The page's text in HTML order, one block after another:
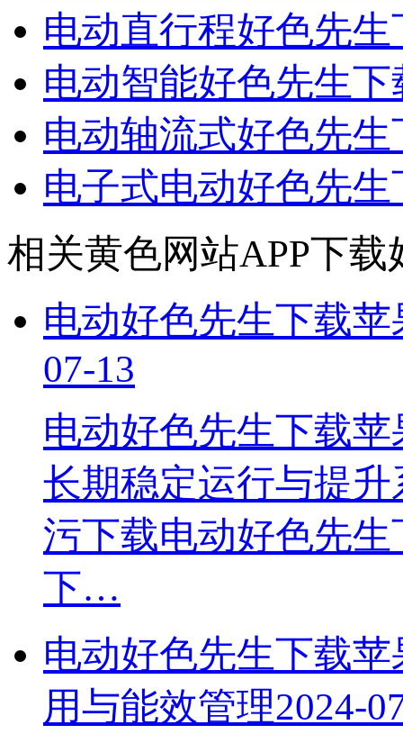
电动直行程好色先
电动智能好色先生
电动轴流式好色先
电子式电动好色先
相关黄色网站APP下载
电动好色先生下载
07-13
电动好色先生下载
长期稳定运行与提升
污下载电动好色先
下…
电动好色先生下载
用与能效管理2024-